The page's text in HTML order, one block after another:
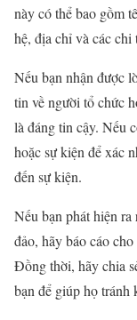
này có thể bao gồm
hệ, địa chỉ và các chi
Nếu bạn nhận được
tin về người tổ chức
là đáng tin cậy. Nếu
hoặc sự kiện để xác
đến sự kiện.
Nếu bạn phát hiện
đảo, hãy báo cáo
Đồng thời, hãy chia
bạn để giúp họ tránh